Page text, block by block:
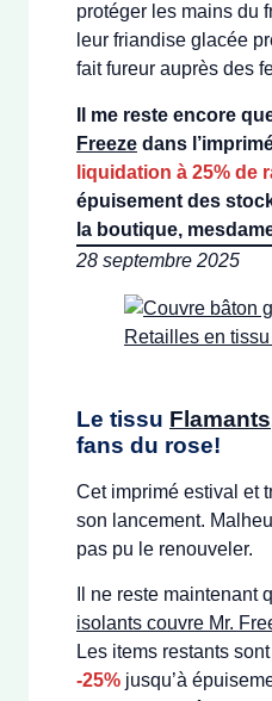
protéger les mains du
leur friandise glacée
fait fureur auprès des
Il me reste encore
Freeze dans
liquidation à 25% de
épuisement des
la boutique,
28 septembre 2025
Le tissu Flamants
fans du rose!
Cet imprimé estival et
son lancement.
pas pu le renouveler.
Il ne reste maintenant
isolants couvre Mr.
Les items restants
-25% jusqu’à